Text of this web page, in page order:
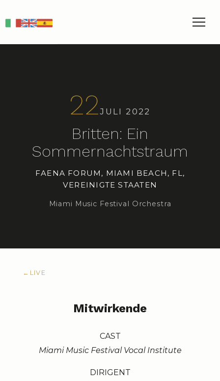
EN ES
22JULI 2022
Britten: Ein
Sommernachtstraum
FAENA FORUM, MIAMI BEACH, FL,
VEREINIGTE STAATEN
Miami Music Festival Orchestra
← LIVE
Mitwirkende
CAST
Miami Music Festival Vocal Institute
DIRIGENT